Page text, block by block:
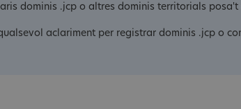
dominis .jcp o altres dominis territorials
aclariment per registrar dominis .jcp o